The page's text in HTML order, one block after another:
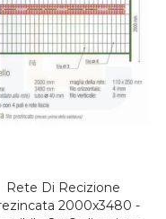
Rete Di Recizione
2000x3480 -